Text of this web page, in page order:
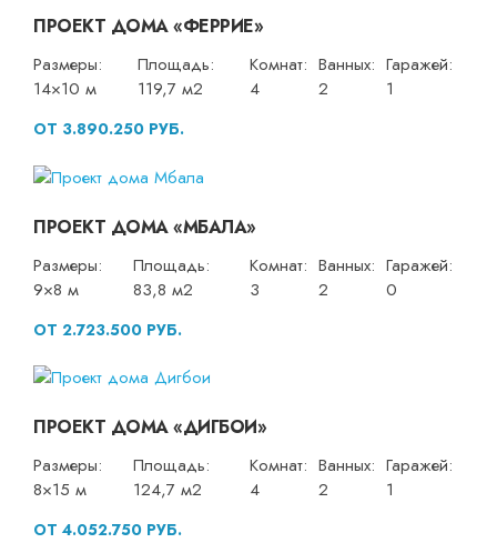
ПРОЕКТ ДОМА «ФЕРРИЕ»
Размеры:
14×10 м
Площадь:
119,7 м2
Комнат:
4
Ванных:
2
Гаражей:
1
ОТ 3.890.250 РУБ.
ПРОЕКТ ДОМА «МБАЛА»
Размеры:
9×8 м
Площадь:
83,8 м2
Комнат:
3
Ванных:
2
Гаражей:
0
ОТ 2.723.500 РУБ.
ПРОЕКТ ДОМА «ДИГБОИ»
Размеры:
8×15 м
Площадь:
124,7 м2
Комнат:
4
Ванных:
2
Гаражей:
1
ОТ 4.052.750 РУБ.